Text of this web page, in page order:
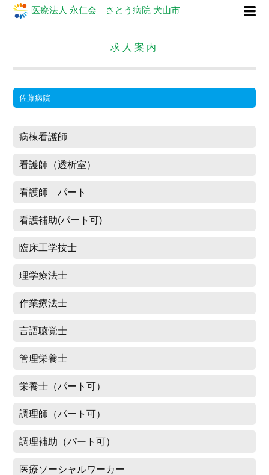
医療法人 永仁会 さとう病院 犬山市
求人案内
佐藤病院
病棟看護師
看護師（透析室）
看護師 パート
看護補助(パート可)
臨床工学技士
理学療法士
作業療法士
言語聴覚士
管理栄養士
栄養士（パート可）
調理師（パート可）
調理補助（パート可）
医療ソーシャルワーカー